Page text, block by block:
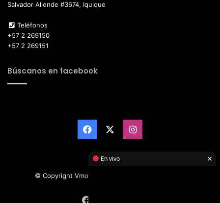
Salvador Allende #3674, Iquique
Teléfonos
+57 2 269150
+57 2 269151
Búscanos en facebook
Facebook Instagram
© Copyright Vmotor TI 2026, All Rights Reserved
En vivo ×